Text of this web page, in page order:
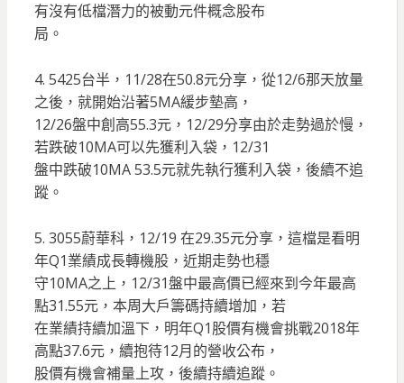
有沒有低檔潛力的被動元件概念股布
局。
4. 5425台半，11/28在50.8元分享，從12/6那天放量
之後，就開始沿著5MA緩步墊高，
12/26盤中創高55.3元，12/29分享由於走勢過於慢，
若跌破10MA可以先獲利入袋，12/31
盤中跌破10MA 53.5元就先執行獲利入袋，後續不追
蹤。
5. 3055蔚華科，12/19 在29.35元分享，這檔是看明
年Q1業績成長轉機股，近期走勢也穩
守10MA之上，12/31盤中最高價已經來到今年最高
點31.55元，本周大戶籌碼持續增加，若
在業績持續加溫下，明年Q1股價有機會挑戰2018年
高點37.6元，續抱待12月的營收公布，
股價有機會補量上攻，後續持續追蹤。